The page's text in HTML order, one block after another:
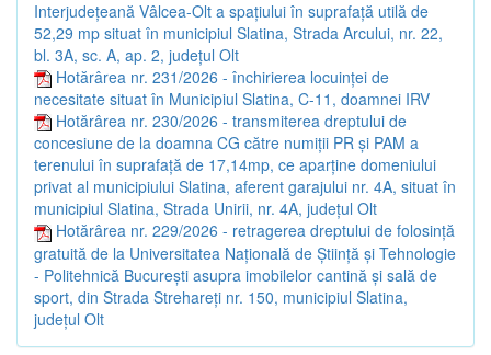
Interjudețeană Vâlcea-Olt a spațiului în suprafață utilă de
52,29 mp situat în municipiul Slatina, Strada Arcului, nr. 22,
bl. 3A, sc. A, ap. 2, județul Olt
Hotărârea nr. 231/2026 - închirierea locuinței de
necesitate situat în Municipiul Slatina, C-11, doamnei IRV
Hotărârea nr. 230/2026 - transmiterea dreptului de
concesiune de la doamna CG către numiții PR și PAM a
terenului în suprafață de 17,14mp, ce aparține domeniului
privat al municipiului Slatina, aferent garajului nr. 4A, situat în
municipiul Slatina, Strada Unirii, nr. 4A, județul Olt
Hotărârea nr. 229/2026 - retragerea dreptului de folosință
gratuită de la Universitatea Națională de Știință și Tehnologie
- Politehnică București asupra imobilelor cantină și sală de
sport, din Strada Strehareți nr. 150, municipiul Slatina,
județul Olt